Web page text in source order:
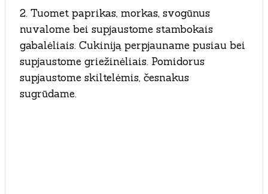
2. Tuomet paprikas, morkas, svogūnus
nuvalome bei supjaustome stambokais
gabalėliais. Cukiniją perpjauname pusiau bei
supjaustome griežinėliais. Pomidorus
supjaustome skiltelėmis, česnakus
sugrūdame.